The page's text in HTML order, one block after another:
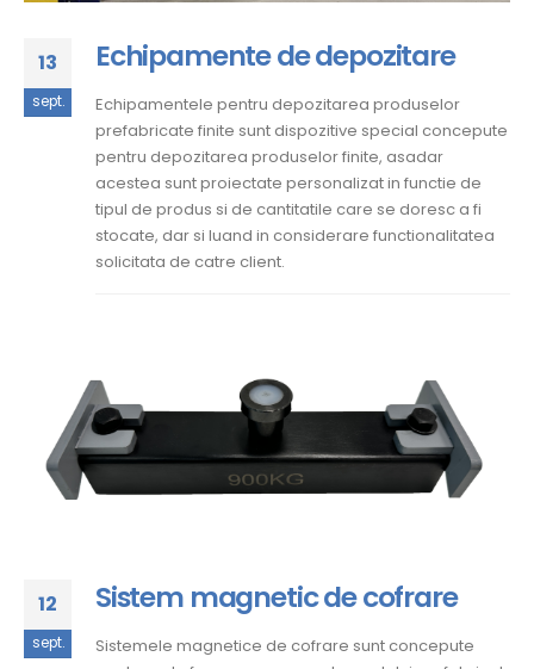
13
sept.
Echipamente de depozitare
Echipamentele pentru depozitarea produselor
prefabricate finite sunt dispozitive special concepute
pentru depozitarea produselor finite, asadar
acestea sunt proiectate personalizat in functie de
tipul de produs si de cantitatile care se doresc a fi
stocate, dar si luand in considerare functionalitatea
solicitata de catre client.
12
sept.
Sistem magnetic de cofrare
Sistemele magnetice de cofrare sunt concepute